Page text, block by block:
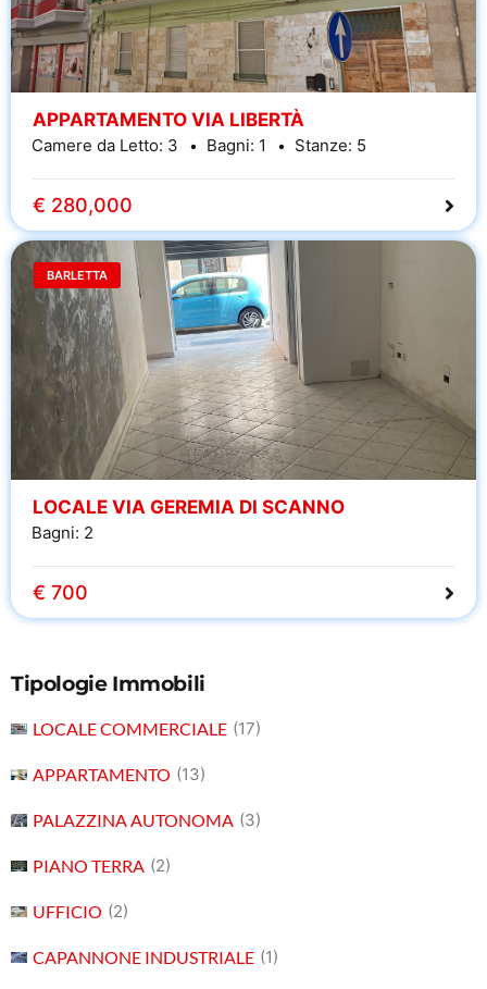
APPARTAMENTO VIA LIBERTÀ
Camere da Letto: 3 Bagni: 1 Stanze: 5
€ 280,000
BARLETTA
LOCALE VIA GEREMIA DI SCANNO
Bagni: 2
€ 700
Tipologie Immobili
LOCALE COMMERCIALE (17)
APPARTAMENTO (13)
PALAZZINA AUTONOMA (3)
PIANO TERRA (2)
UFFICIO (2)
CAPANNONE INDUSTRIALE (1)